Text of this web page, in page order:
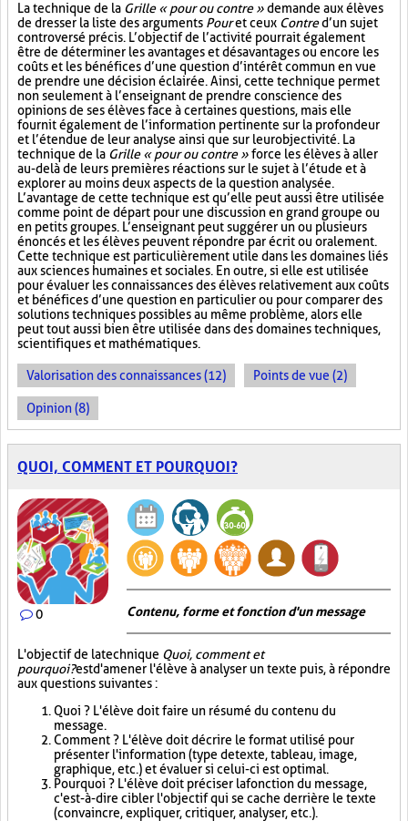
La technique de la Grille « pour ou contre »demande aux élèves
de dresser la liste des arguments Pouret ceux Contred’un sujet
controversé précis. L’objectif de l’activité pourrait également
être de déterminer les avantages et désavantages ou encore les
coûts et les bénéfices d’une question d’intérêt commun en vue
de prendre une décision éclairée. Ainsi, cette technique permet
non seulement à l’enseignant de prendre conscience des
opinions de ses élèves face à certaines questions, mais elle
fournit également de l’information pertinente sur la profondeur
et l’étendue de leur analyse ainsi que sur leur objectivité. La
technique de la Grille « pour ou contre »force les élèves à aller
au-delà de leurs premières réactions sur le sujet à l’étude et à
explorer au moins deux aspects de la question analysée.
L’avantage de cette technique est qu’elle peut aussi être utilisée
comme point de départ pour une discussion en grand groupe ou
en petits groupes. L’enseignant peut suggérer un ou plusieurs
énoncés et les élèves peuvent répondre par écrit ou oralement.
Cette technique est particulièrement utile dans les domaines liés
aux sciences humaines et sociales. En outre, si elle est utilisée
pour évaluer les connaissances des élèves relativement aux coûts
et bénéfices d’une question en particulier ou pour comparer des
solutions techniques possibles au même problème, alors elle
peut tout aussi bien être utilisée dans des domaines techniques,
scientifiques et mathématiques.
Valorisation des connaissances (12) Points de vue (2)
Opinion (8)
QUOI, COMMENT ET POURQUOI?
0 Contenu, forme et fonction d'un message
L'objectif de la technique Quoi, comment et
pourquoi?est d'amener l'élève à analyser un texte puis, à répondre
aux questions suivantes :
Quoi ? L'élève doit faire un résumé du contenu du
message.
Comment ? L'élève doit décrire le format utilisé pour
présenter l'information (type de texte, tableau, image,
graphique, etc.) et évaluer si celui-ci est optimal.
Pourquoi ? L'élève doit préciser la fonction du message,
c'est-à-dire cibler l'objectif qui se cache derrière le texte
(convaincre, expliquer, critiquer, analyser, etc.).